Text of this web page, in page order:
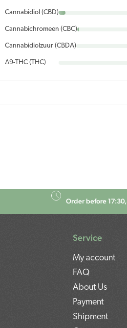
Cannabidiol (CBD)
Cannabichromeen (CBC)
Cannabidiolzuur (CBDA)
Δ9-THC (THC)
Order before 17:30,
Service
My account
FAQ
About Us
Payment
Shipment